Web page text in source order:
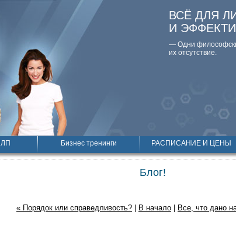
ВСЁ ДЛЯ
И
— Одни
их отсутствие.
Бизнес тренинги РАСПИСАНИЕ И ЦЕНЫ
Блог!
« Порядок или справедливость? В начало Все, что дано